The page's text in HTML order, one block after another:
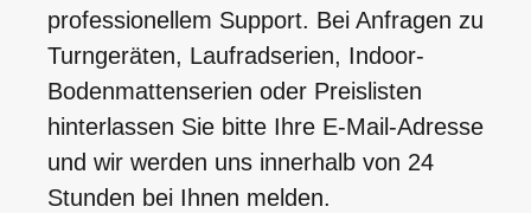
professionellem Support. Bei Anfragen zu
Turngeräten, Laufradserien, Indoor-
Bodenmattenserien oder Preislisten
hinterlassen Sie bitte Ihre E-Mail-Adresse
und wir werden uns innerhalb von 24
Stunden bei Ihnen melden.